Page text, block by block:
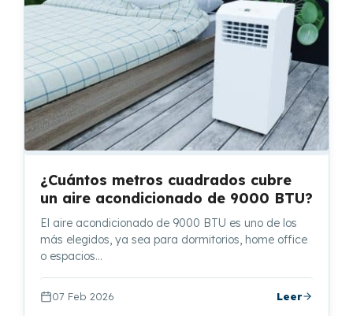
¿Cuántos metros cuadrados cubre
un aire acondicionado de 9000 BTU?
El aire acondicionado de 9000 BTU es uno de los
más elegidos, ya sea para dormitorios, home office
o espacios…
07 Feb 2026 Leer